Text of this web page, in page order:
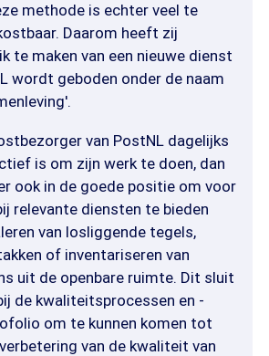
methode is echter veel te
Daarom heeft zij
te maken van een nieuwe dienst
wordt geboden onder de naam
van PostNL dagelijks
is om zijn werk te doen, dan
ook in de goede positie om voor
relevante diensten te bieden
van losliggende tegels,
of inventariseren van
uit de openbare ruimte. Dit sluit
de kwaliteitsprocessen en -
om te kunnen komen tot
van de kwaliteit van